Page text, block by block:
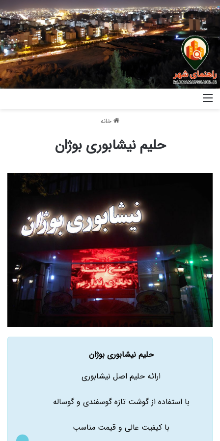
خانه
حلیم نیشابوری بوژان
حلیم نیشابوری بوژان
ارائه حلیم اصل نیشابوری
با استفاده از گوشت تازه گوسفندی و گوساله
با کیفیت عالی و قیمت مناسب